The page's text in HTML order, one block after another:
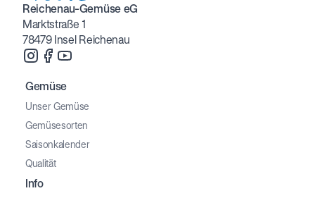
Reichenau-Gemüse eG
Marktstraße 1
78479 Insel Reichenau
Gemüse
Unser Gemüse
Gemüsesorten
Saisonkalender
Qualität
Info